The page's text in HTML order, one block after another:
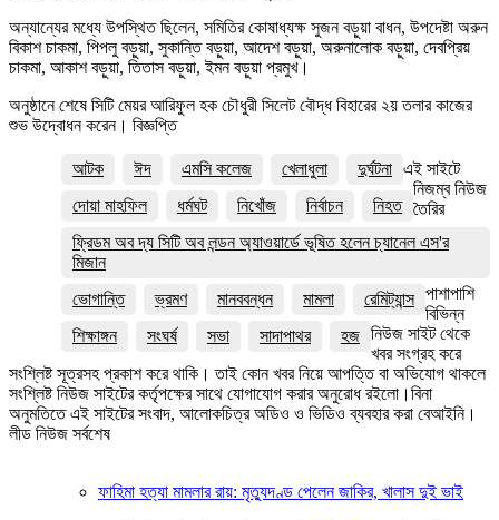
অন্যান্যের মধ্যে উপস্থিত ছিলেন, সমিতির কোষাধ্যক্ষ সুজন বড়ুয়া বাধন, উপদেষ্টা অরুন
বিকাশ চাকমা, পিপলু বড়ুয়া, সুকান্তি বড়ুয়া, আদেশ বড়ুয়া, অরুনালোক বড়ুয়া, দেবপ্রিয়
চাকমা, আকাশ বড়ুয়া, তিতাস বড়ুয়া, ইমন বড়ুয়া প্রমুখ।
অনুষ্ঠানে শেষে সিটি মেয়র আরিফুল হক চৌধুরী সিলেট বৌদ্ধ বিহারের ২য় তলার কাজের
শুভ উদ্বোধন করেন। বিজ্ঞপ্তি
আটক ঈদ এমসি কলেজ খেলাধুলা
দুর্ঘটনা
দোয়া মাহফিল
ধর্মঘট নিখোঁজ নির্বাচন
নিহত
ফ্রিডম অব দ্য সিটি অব লন্ডন অ্যাওয়ার্ডে ভূষিত হলেন চ্যানেল এস'র
মিজান
ভোগান্তি
ভ্রমণ মানববন্ধন মামলা
রেমিট্যান্স
শিক্ষাঙ্গন
সংঘর্ষ সভা সাদাপাথর হজ
এই সাইটে
নিজম্ব নিউজ
তৈরির
পাশাপাশি
বিভিন্ন
নিউজ সাইট থেকে
খবর সংগ্রহ করে
সংশ্লিষ্ট সূত্রসহ প্রকাশ করে থাকি। তাই কোন খবর নিয়ে আপত্তি বা অভিযোগ থাকলে
সংশ্লিষ্ট নিউজ সাইটের কর্তৃপক্ষের সাথে যোগাযোগ করার অনুরোধ রইলো।বিনা
অনুমতিতে এই সাইটের সংবাদ, আলোকচিত্র অডিও ও ভিডিও ব্যবহার করা বেআইনি।
লীড নিউজ সর্বশেষ
ফাহিমা হত্যা মামলার রায়: মৃত্যুদণ্ড পেলেন জাকির, খালাস দুই ভাই